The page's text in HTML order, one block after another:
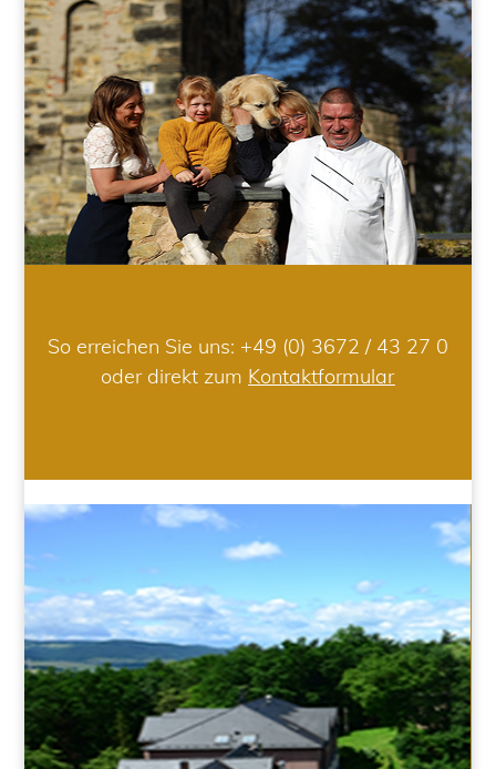
So erreichen Sie uns: +49 (0) 3672 / 43 27 0
oder direkt zum Kontaktformular
HOTEL